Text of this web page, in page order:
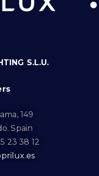
S.L.U.
149
Spain
23 38 12